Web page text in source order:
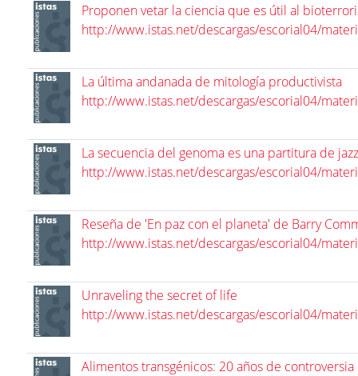
Proponen vetar la ciencia que es útil al
http://www.istas.net/descargas/escorial04/
La última andanada de mitología productivista
http://www.istas.net/descargas/escorial04/
La secuencia del genoma es una partitura de jazz
http://www.istas.net/descargas/escorial04/
Reseña de 'En paz con el planeta' de Barry
http://www.istas.net/descargas/escorial04/
Unraveling the secret of life
http://www.istas.net/descargas/escorial04/
Alimentos transgénicos: 20 años de controversia